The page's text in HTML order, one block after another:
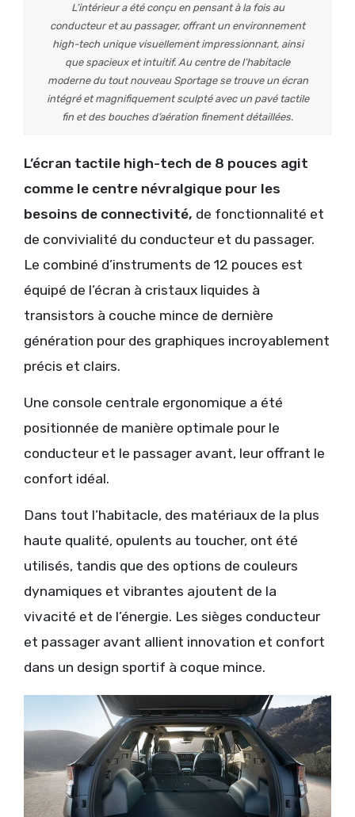
L’intérieur a été conçu en pensant à la fois au
conducteur et au passager, offrant un environnement
high-tech unique visuellement impressionnant, ainsi
que spacieux et intuitif. Au centre de l’habitacle
moderne du tout nouveau Sportage se trouve un écran
intégré et magnifiquement sculpté avec un pavé tactile
fin et des bouches d’aération finement détaillées.
L’écran tactile high-tech de 8 pouces agit
comme le centre névralgique pour les
besoins de connectivité, de fonctionnalité et
de convivialité du conducteur et du passager.
Le combiné d’instruments de 12 pouces est
équipé de l’écran à cristaux liquides à
transistors à couche mince de dernière
génération pour des graphiques incroyablement
précis et clairs.
Une console centrale ergonomique a été
positionnée de manière optimale pour le
conducteur et le passager avant, leur offrant le
confort idéal.
Dans tout l’habitacle, des matériaux de la plus
haute qualité, opulents au toucher, ont été
utilisés, tandis que des options de couleurs
dynamiques et vibrantes ajoutent de la
vivacité et de l’énergie. Les sièges conducteur
et passager avant allient innovation et confort
dans un design sportif à coque mince.